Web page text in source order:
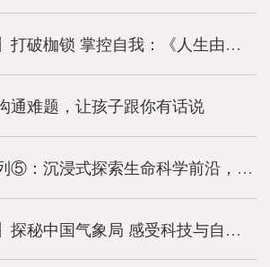
【校友活动回顾】打破枷锁 掌控自我：《人生由我》线上读书会圆满收官
通难题，让孩子跟你有话说
校友共探名企系列⑤：沉浸式探索生命科学前沿，解锁长寿密码
【校友活动回顾】探秘中国气象局 感受科技与自然的力量